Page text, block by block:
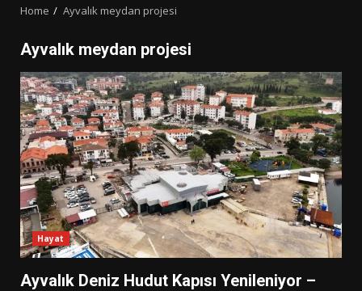
Home Ayvalık meydan projesi
Ayvalık meydan projesi
Hayat
Ayvalık Deniz Hudut Kapısı Yenileniyor –